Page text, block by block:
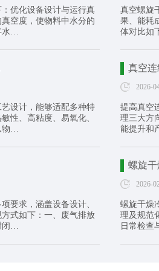
优化设备设计与运行真
空度，使物料中水分的
水…
真空螺旋
果、能耗
体对比如
设计，能够适配多种特
性、高粘度、易氧化、
物…
真空
2026-
提高真空
理三大方
能提升和
要求，涵盖设备设计、
式如下：一、废气排放
闭…
螺旋
2026-
螺旋干燥
理及规范
日常检查